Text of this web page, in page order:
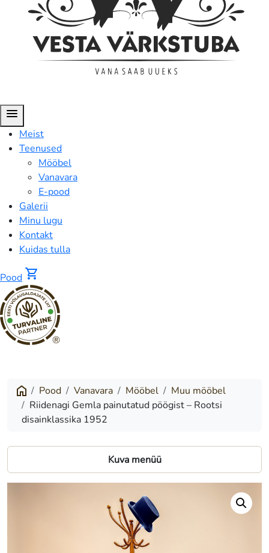
menu
Meist
Teenused
Mööbel
Vanavara
E-pood
Galerii
Minu lugu
Kontakt
Kuidas tulla
Pood shopping_cart
®
painutatud
pöögist
Rootsi
disainklassika
Pood Vanavara Mööbel
Muu mööbel
Riidenagi Gemla painutatud pöögist – Rootsi
disainklassika 1952
Kuva menüü